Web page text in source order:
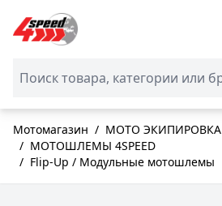
Skip to Content
Мотомагазин / МОТО ЭКИПИРОВКА
/ МОТОШЛЕМЫ 4SPEED
/ Flip-Up / Модульные мотошлемы